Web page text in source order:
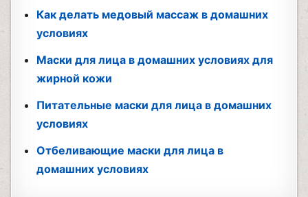
Как делать медовый массаж в домашних
условиях
Маски для лица в домашних условиях для
жирной кожи
Питательные маски для лица в домашних
условиях
Отбеливающие маски для лица в
домашних условиях